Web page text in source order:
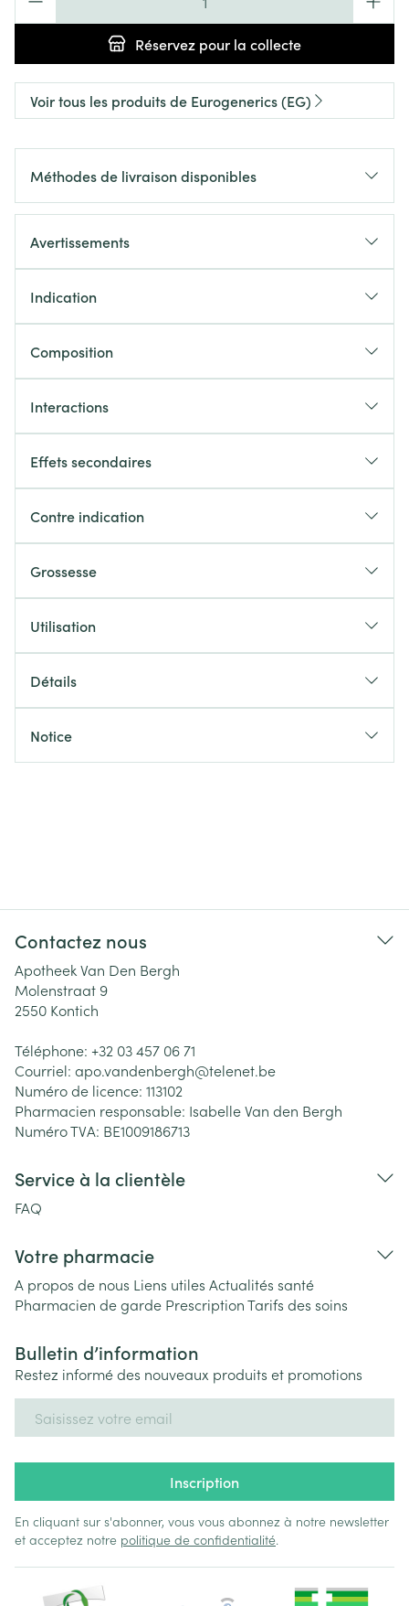
Réservez pour la collecte
Voir tous les produits de Eurogenerics (EG)
Méthodes de livraison disponibles
Avertissements
Indication
Composition
Interactions
Effets secondaires
Contre indication
Grossesse
Utilisation
Détails
Notice
Contactez nous
Apotheek Van Den Bergh
Molenstraat 9
2550 Kontich
Téléphone: +32 03 457 06 71
Courriel: apo.vandenbergh@telenet.be
Numéro de licence: 113102
Pharmacien responsable: Isabelle Van den Bergh
Numéro TVA: BE1009186713
Service à la clientèle
FAQ
Votre pharmacie
A propos de nous Liens utiles Actualités santé
Pharmacien de garde PrescriptionTarifs des soins
Bulletin d’information
Restez informé des nouveaux produits et promotions
Inscription
En cliquant sur s'abonner, vous vous abonnez à notre newsletter
et acceptez notre politique de confidentialité.